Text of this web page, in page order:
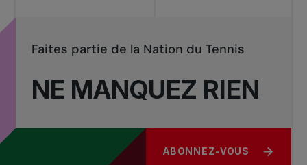
NE MANQUEZ RIEN
Faites partie de la Nation du Tennis
ABONNEZ-VOUS